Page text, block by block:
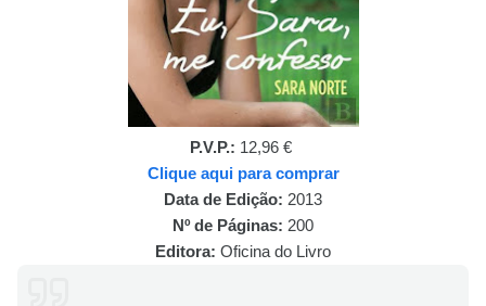
P.V.P.: 12,96 €
Clique aqui para comprar
Data de Edição: 2013
Nº de Páginas: 200
Editora: Oficina do Livro